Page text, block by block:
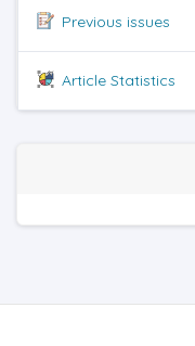
Previous issues
Article Statistics